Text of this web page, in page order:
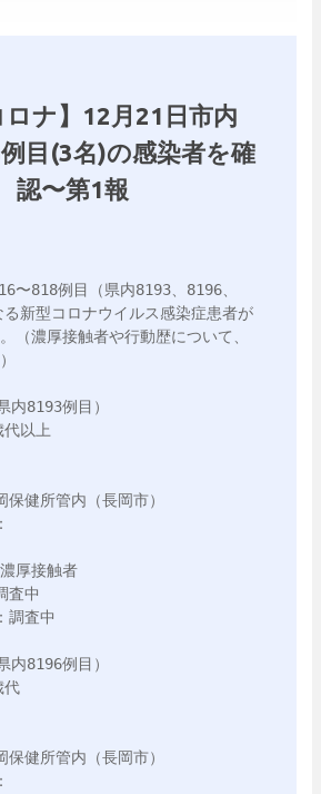
ロナ】12月21日市内
目(3名)の感染者を確
認〜第1報
〜818例目（県内8193、8196、
新型コロナウイルス感染症患者が
（濃厚接触者や行動歴について、
内8193例目）
以上
健所管内（長岡市）
厚接触者
査中
調査中
内8196例目）
代
健所管内（長岡市）